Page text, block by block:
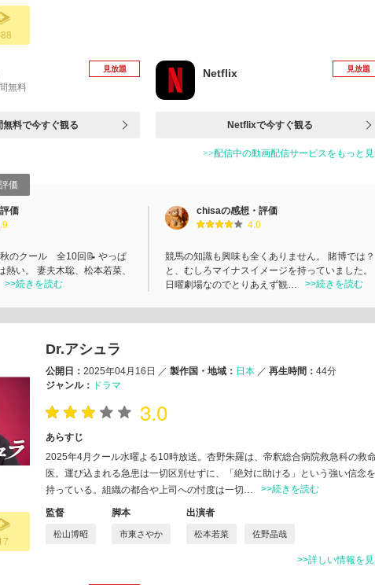
無料
見放題
無料で今すぐ観る
Netflix 見放題
Netflixで今すぐ観る
>>配信中の動画配信サービスをもっと
価
価
のクール 全10回📝 やっぱ
熱い。 妻夫木聡、松本若菜、
>>続きを読む
chisaの感想・評価
4.0
競馬の知識も興味も全くありません。 賭博では？
と、むしろマイナスイメージを持っていました。
日曜劇場なのでとりあえず観…
>>続きを読む
Dr.アシュラ
公開日： 2025年04月16日 ／ 製作国・地域： 日本 ／ 再生時間： 44分
ジャンル： ドラマ
3.0
あらすじ
2025年4月クール水曜よる10時放送。杏野朱羅は、帝釈総合病院救急科の救
医。運び込まれる急患は一切区別せずに、「絶対に助ける」という強い信念を
持っている。組織の都合や上司への忖度は一切…
>>続きを読む
監督
松山博昭
脚本
市東さやか
出演者
松本若菜 佐野晶哉
>>詳しい情報を